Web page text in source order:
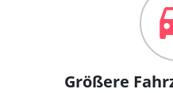
Größere